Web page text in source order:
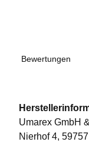
Bewertungen
Umarex GmbH
Nierhof 4,